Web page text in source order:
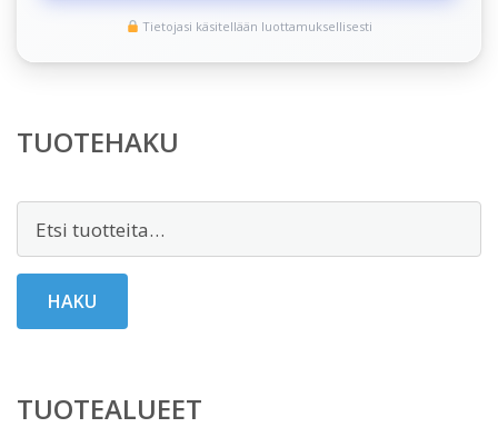
Tietojasi käsitellään luottamuksellisesti
TUOTEHAKU
HAKU
TUOTEALUEET